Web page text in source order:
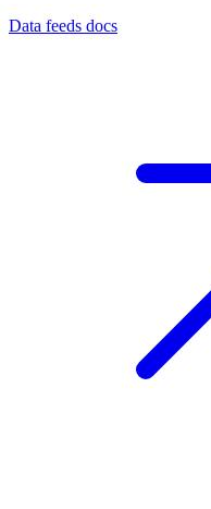
Data feeds docs